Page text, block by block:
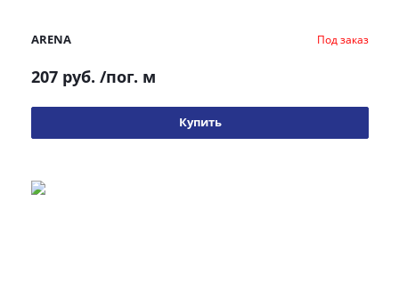
ARENA Под заказ
207 руб. /пог. м
Купить